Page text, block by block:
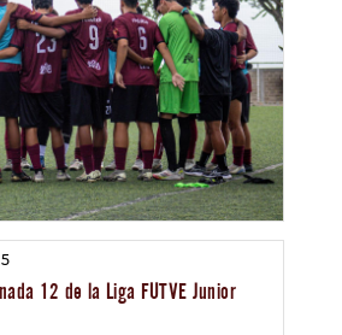
12 de la Liga FUTVE Junior